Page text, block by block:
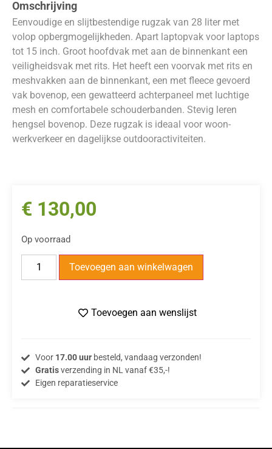
Omschrijving
Eenvoudige en slijtbestendige rugzak van 28 liter met
volop opbergmogelijkheden. Apart laptopvak voor laptops
tot 15 inch. Groot hoofdvak met aan de binnenkant een
veiligheidsvak met rits. Het heeft een voorvak met rits en
meshvakken aan de binnenkant, een met fleece gevoerd
vak bovenop, een gewatteerd achterpaneel met luchtige
mesh en comfortabele schouderbanden. Stevig leren
hengsel bovenop. Deze rugzak is ideaal voor woon-
werkverkeer en dagelijkse outdooractiviteiten.
€ 130,00
Op voorraad
Toevoegen aan winkelwagen
Toevoegen aan wenslijst
Voor 17.00 uurbesteld, vandaag verzonden!
Gratisverzending in NL vanaf €35,-!
Eigen reparatieservice